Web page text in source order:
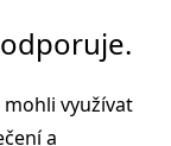
využívat
a